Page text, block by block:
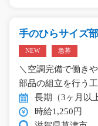
手のひらサイズ
NEW 急募
＼空調完備で働き
部品の組立を行う
長期（3ヶ月以
時給1,250円